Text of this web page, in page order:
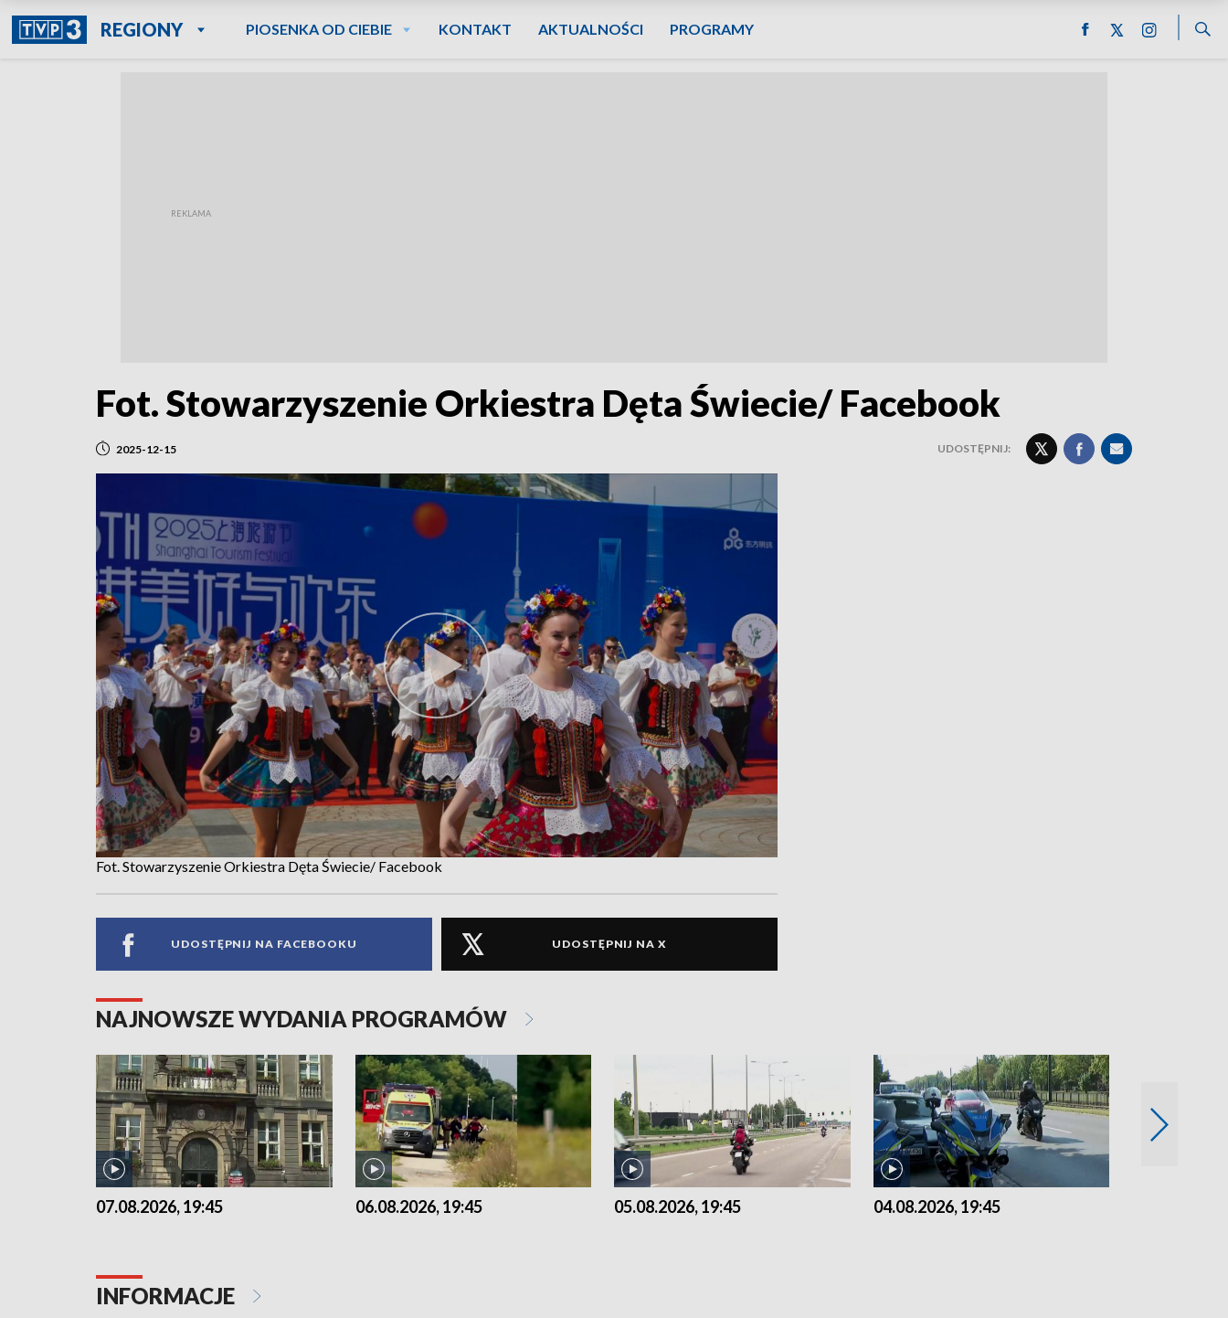
REGIONY PIOSENKA OD CIEBIE KONTAKT AKTUALNOŚCI PROGRAMY
Fot. Stowarzyszenie Orkiestra Dęta Świecie/ Facebook
2025-12-15 UDOSTĘPNIJ:
Fot. Stowarzyszenie Orkiestra Dęta Świecie/ Facebook
UDOSTĘPNIJ NA FACEBOOKU UDOSTĘPNIJ NA X
NAJNOWSZE WYDANIA PROGRAMÓW
07.08.2026, 19:45 06.08.2026, 19:45 05.08.2026, 19:45 04.08.2026, 19:45
INFORMACJE